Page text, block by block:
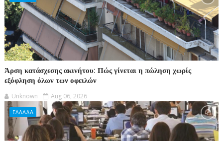
Άρση κατάσχεσης ακινήτου: Πώς γίνεται η πώληση χωρίς
εξόφληση όλων των οφειλών
Unknown Aug 06, 2026
ΕΛΛΑΔΑ